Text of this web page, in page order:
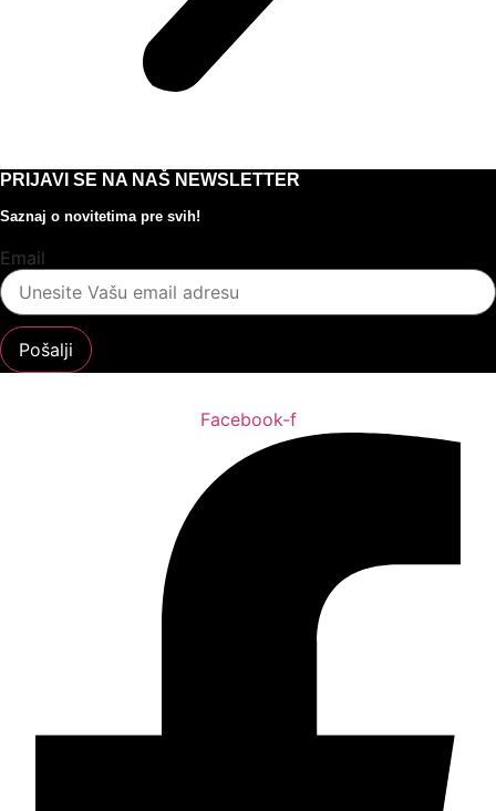
PRIJAVI SE NA NAŠ NEWSLETTER
Saznaj o novitetima pre svih!
Email
Pošalji
Facebook-f